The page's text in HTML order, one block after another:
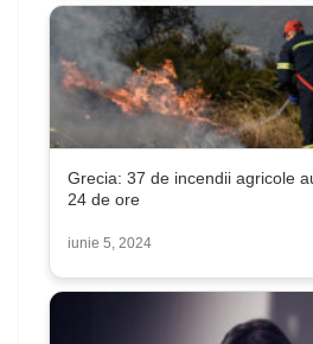
Grecia: 37 de incendii agricole
24 de ore
iunie 5, 2024